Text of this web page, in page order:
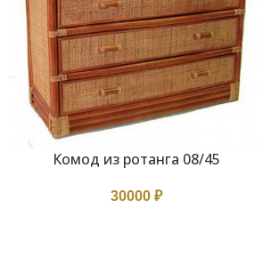
В КОРЗИНУКомод из ротанга 08/45
30000 ₽